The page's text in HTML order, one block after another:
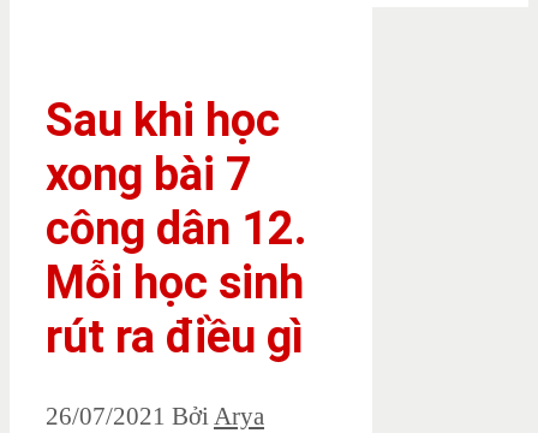
Sau khi học
xong bài 7
công dân 12.
Mỗi học sinh
rút ra điều gì
26/07/2021 BởiArya